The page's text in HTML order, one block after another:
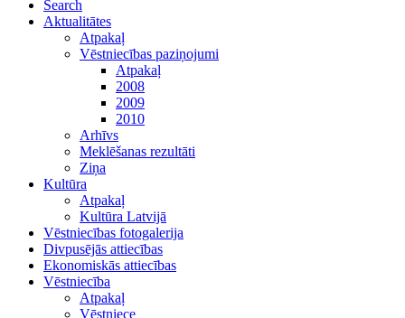
Search
Aktualitātes
Atpakaļ
Vēstniecības paziņojumi
Atpakaļ
2008
2009
2010
Arhīvs
Meklēšanas rezultāti
Ziņa
Kultūra
Atpakaļ
Kultūra Latvijā
Vēstniecības fotogalerija
Divpusējās attiecības
Ekonomiskās attiecības
Vēstniecība
Atpakaļ
Vēstniece